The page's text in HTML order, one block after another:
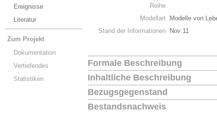
Ereignisse
Literatur
Zum Projekt
Dokumentation
Vertiefendes
Statistiken
Reihe
Modellart
Modelle von
Stand der Informationen
Nov 11
Formale Beschreibung
Inhaltliche Beschreibung
Bezugsgegenstand
Bestandsnachweis